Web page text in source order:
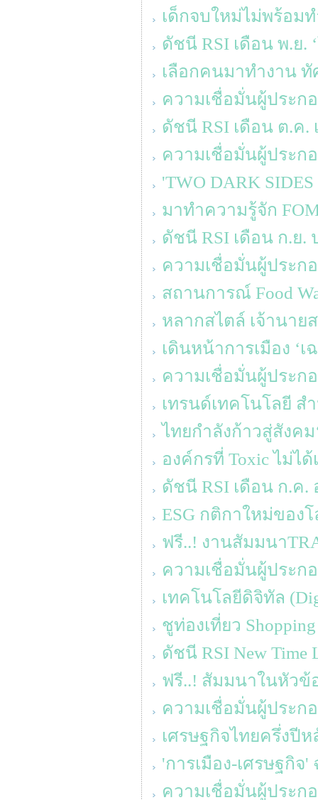
เด็กจบใหม่ไม่พร้อม
ดัชนี RSI เดือน พ.ย.
เลือกคนมาทำงาน
ความเชื่อมั่นผู้ประก
ดัชนี RSI เดือน ต.ค.
ความเชื่อมั่นผู้ประก
'TWO DARK
มาทำความรู้จัก
ดัชนี RSI เดือน ก.ย.
ความเชื่อมั่นผู้ประก
สถานการณ์ Food
หลากสไตล์ เจ้านาย
เดินหน้าการเมือง ‘เ
ความเชื่อมั่นผู้ประก
เทรนด์เทคโนโลยี ส
ไทยกำลังก้าวสู่สังคม
องค์กรที่ Toxic ไม่ไ
ดัชนี RSI เดือน ก.ค.
ESG กติกาใหม่ของ
ฟรี..! งานสัมมนา
ความเชื่อมั่นผู้ประก
เทคโนโลยีดิจิทัล
ชูท่องเที่ยว
ดัชนี RSI New
ฟรี..! สัมมนาในหัวข้อ
ความเชื่อมั่นผู้ประก
เศรษฐกิจไทยครึ่งปี
'การเมือง-เศรษฐกิ
ความเชื่อมั่นผู้ประก